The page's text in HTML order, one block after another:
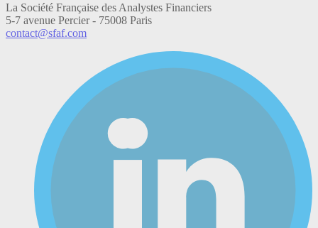
La Société Française des Analystes Financiers
5-7 avenue Percier - 75008 Paris
contact@sfaf.com